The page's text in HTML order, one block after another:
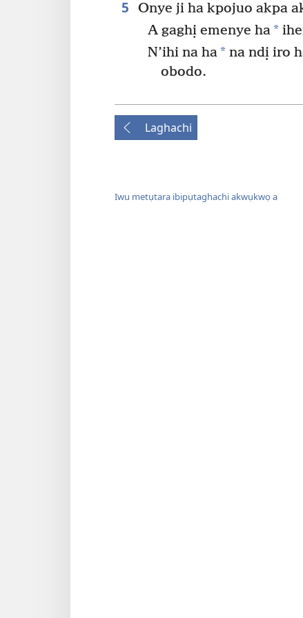
5 Onye ji ha kpojuo akpa
A gaghị emenye ha*
N’ihi na ha* na ndị iro
obodo.
Laghachi
Iwu metụtara ibipụtaghachi akwụkwọ a